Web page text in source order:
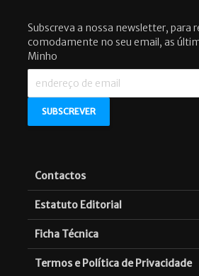
Subscreva a nossa newsletter, para
comodamente no seu email, as
Minho
Contactos
Estatuto Editorial
Ficha Técnica
Termos e Política de Privacidade